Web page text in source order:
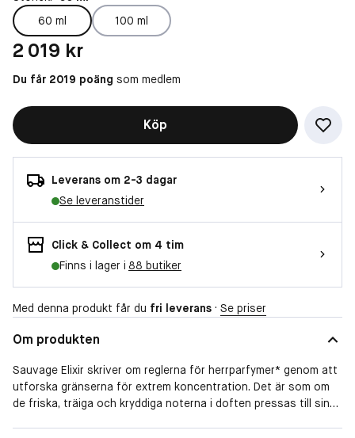
60 ml
100 ml
Pris: 2 019 kr
2 019 kr
Du får 2019 poäng som medlem
Köp
Leverans om 2-3 dagar
Se leveranstider
Click & Collect om 4 tim
Finns i lager i 88 butiker
Med denna produkt får du fri leverans · Se priser
Om produkten
Sauvage Elixir skriver om reglerna för herrparfymer* genom att
utforska gränserna för extrem koncentration. Det är som om
de friska, träiga och kryddiga noterna i doften pressas till sina